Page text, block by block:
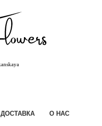
ДОСТАВКА О НАС